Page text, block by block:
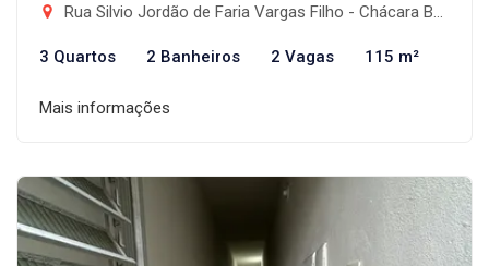
Rua Silvio Jordão de Faria Vargas Filho - Chácara Belo Horizonte, Taubaté-SP
3 Quartos 2 Banheiros 2 Vagas 115 m²
Mais informações